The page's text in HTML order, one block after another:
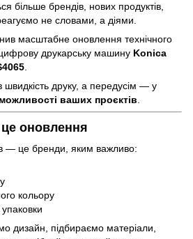
більше брендів, нових продуктів,
не словами, а діями.
масштабне оновлення технічного
друкарську машину Konica
швидкість друку, а передусім — у
можливості ваших проєктів
оновлення
— це бренди, яким важливо:
кольору
дизайн, підбираємо матеріали,